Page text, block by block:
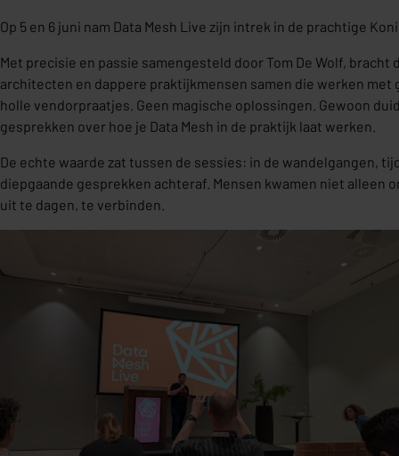
Op 5 en 6 juni nam Data Mesh Live zijn intrek in de prachtige
Met precisie en passie samengesteld door Tom De Wolf,
architecten en dappere praktijkmensen samen die werken
holle vendorpraatjes. Geen magische oplossingen. Gewoon
gesprekken over hoe je Data Mesh in de praktijk laat werken.
De echte waarde zat tussen de sessies: in de wandelgangen,
diepgaande gesprekken achteraf. Mensen kwamen niet alleen
uit te dagen, te verbinden.